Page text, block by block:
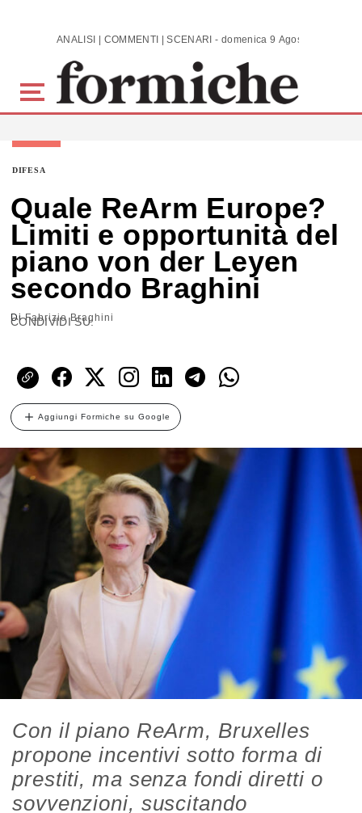
Skip to main content ANALISI | COMMENTI | SCENARI - domenica 9 Agosto 2026
DIFESA
Quale ReArm Europe?
Limiti e opportunità del
piano von der Leyen
secondo Braghini
DiFabrizio Braghini
CONDIVIDI SU:
Aggiungi Formiche su Google
Con il piano ReArm, Bruxelles
propone incentivi sotto forma di
prestiti, ma senza fondi diretti o
sovvenzioni, suscitando